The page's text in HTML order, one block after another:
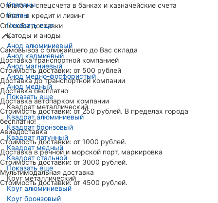
Клапаны
Краны
Показать еще
Катоды и аноды
Анод алюминиевый
Анод кадмиевый
Анод магниевый
Анод медно-фосфористый
Анод медный
Показать еще
Квадрат металлический
Квадрат алюминиевый
Квадрат бронзовый
Квадрат латунный
Квадрат медный
Квадрат стальной
Показать еще
Круг металлический
Круг алюминиевый
Круг бронзовый
Оплата на спецсчета в банках и казначейские счета
Оплата в кредит и лизинг
Способы доставки
Самовывоз с ближайшего до Вас склада
Доставка транспортной компанией
Стоимость доставки: от 500 рублей
Доставка до транспортной компании
Доставка бесплатно
Доставка автопарком компании
Стоимость доставки: от 250 рублей. В пределах города
бесплатно!
Авиадоставка
Стоимость доставки: от 1000 рублей.
Доставка в речной и морской порт, маркировка
Стоимость доставки: от 3000 рублей.
Мультимодальная доставка
Стоимость доставки: от 4500 рублей.